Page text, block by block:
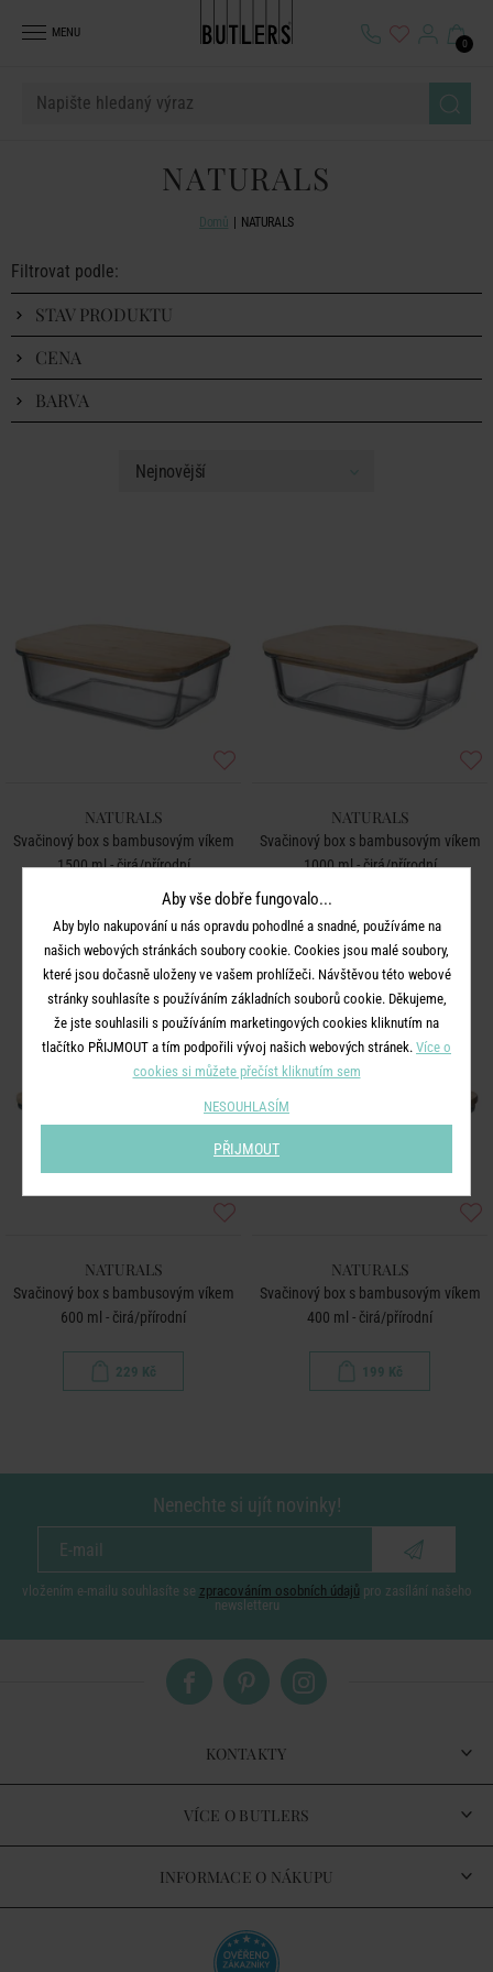
MENU
0
NATURALS
Domů NATURALS
Filtrovat podle:
STAV PRODUKTU
CENA
BARVA
NATURALS
Svačinový box s bambusovým víkem
1500 ml - čirá/přírodní
349 Kč
NATURALS
Svačinový box s bambusovým víkem
1000 ml - čirá/přírodní
249 Kč
NATURALS
Svačinový box s bambusovým víkem
600 ml - čirá/přírodní
229 Kč
NATURALS
Svačinový box s bambusovým víkem
400 ml - čirá/přírodní
199 Kč
Nenechte si ujít novinky!
vložením e-mailu souhlasíte se zpracováním osobních údajů pro zasílání našeho
newsletteru
KONTAKTY
VÍCE O BUTLERS
INFORMACE O NÁKUPU
Aby vše dobře fungovalo...
Aby bylo nakupování u nás opravdu pohodlné a snadné, používáme na
našich webových stránkách soubory cookie. Cookies jsou malé soubory,
které jsou dočasně uloženy ve vašem prohlížeči. Návštěvou této webové
stránky souhlasíte s používáním základních souborů cookie. Děkujeme,
že jste souhlasili s používáním marketingových cookies kliknutím na
tlačítko PŘIJMOUT a tím podpořili vývoj našich webových stránek. Více o
cookies si můžete přečíst kliknutím sem
NESOUHLASÍM
PŘIJMOUT